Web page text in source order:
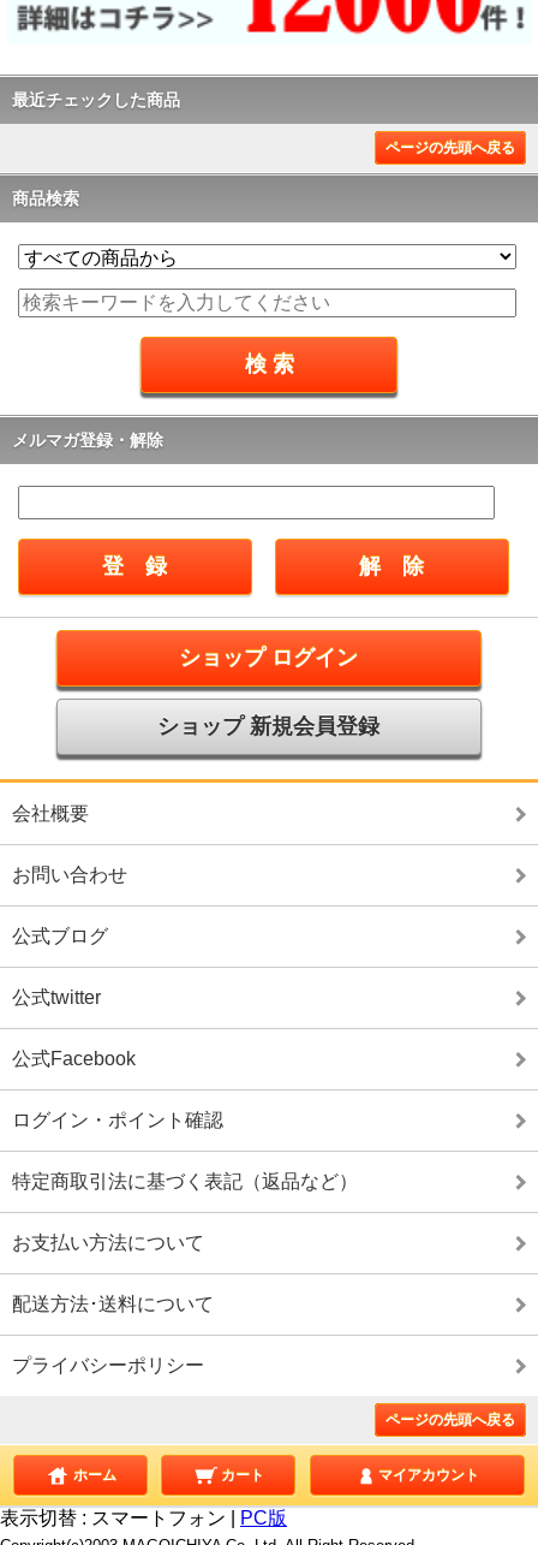
最近チェックした商品
ページの先頭へ戻る
商品検索
メルマガ登録・解除
ショップ ログイン
ショップ 新規会員登録
会社概要
お問い合わせ
公式ブログ
公式twitter
公式Facebook
ログイン・ポイント確認
特定商取引法に基づく表記（返品など）
お支払い方法について
配送方法･送料について
プライバシーポリシー
ページの先頭へ戻る
ホーム カート マイアカウント
表示切替 : スマートフォン PC版